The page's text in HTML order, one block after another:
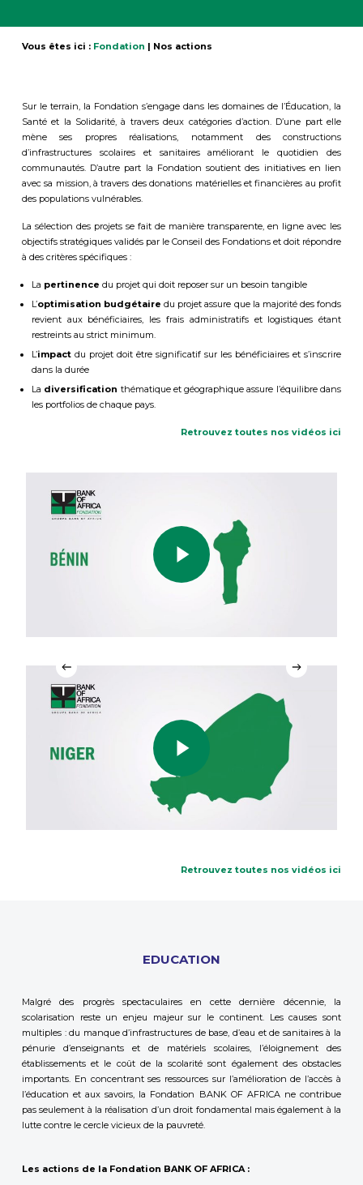
Vous êtes ici : Fondation | Nos actions
Sur le terrain, la Fondation s’engage dans les domaines de l’Éducation, la
Santé et la Solidarité, à travers deux catégories d’action. D’une part elle
mène ses propres réalisations, notamment des constructions
d’infrastructures scolaires et sanitaires améliorant le quotidien des
communautés. D’autre part la Fondation soutient des initiatives en lien
avec sa mission, à travers des donations matérielles et financières au profit
des populations vulnérables.
La sélection des projets se fait de manière transparente, en ligne avec les
objectifs stratégiques validés par le Conseil des Fondations et doit répondre
à des critères spécifiques :
La pertinence du projet qui doit reposer sur un besoin tangible
L’optimisation budgétaire du projet assure que la majorité des fonds
revient aux bénéficiaires, les frais administratifs et logistiques étant
restreints au strict minimum.
L’impactdu projet doit être significatif sur les bénéficiaires et s’inscrire
dans la durée
La diversification thématique et géographique assure l’équilibre dans
les portfolios de chaque pays.
Retrouvez toutes nos vidéos ici
Play Video
Play Video
Play Video
Play Video
Retrouvez toutes nos vidéos ici
EDUCATION
Malgré des progrès spectaculaires en cette dernière décennie, la
scolarisation reste un enjeu majeur sur le continent. Les causes sont
multiples : du manque d’infrastructures de base, d’eau et de sanitaires à la
pénurie d’enseignants et de matériels scolaires, l’éloignement des
établissements et le coût de la scolarité sont également des obstacles
importants. En concentrant ses ressources sur l’amélioration de l’accès à
l’éducation et aux savoirs, la Fondation BANK OF AFRICA ne contribue
pas seulement à la réalisation d’un droit fondamental mais également à la
lutte contre le cercle vicieux de la pauvreté.
Les actions de la Fondation BANK OF AFRICA :